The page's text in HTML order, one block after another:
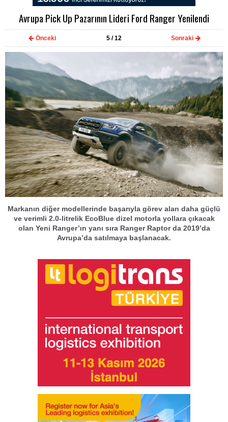
Avrupa Pick Up Pazarının Lideri Ford Ranger Yenilendi
Önceki 5/ 12 Sonraki
Markanın diğer modellerinde başarıyla görev alan daha güçlü
ve verimli 2.0-litrelik EcoBlue dizel motorla yollara çıkacak
olan Yeni Ranger’ın yanı sıra Ranger Raptor da 2019’da
Avrupa’da satılmaya başlanacak.